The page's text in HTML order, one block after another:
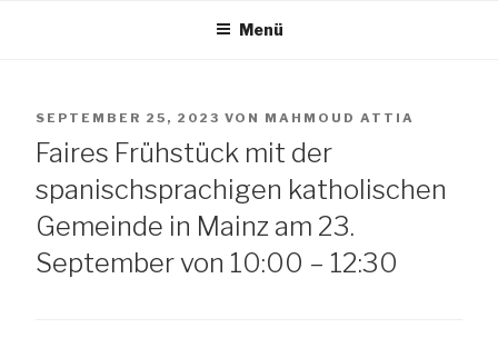
The African Network of Germany
Menü
VERÖFFENTLICHT
AM
SEPTEMBER 25, 2023 VON MAHMOUD ATTIA
Faires Frühstück mit der
spanischsprachigen katholischen
Gemeinde in Mainz am 23.
September von 10:00 – 12:30